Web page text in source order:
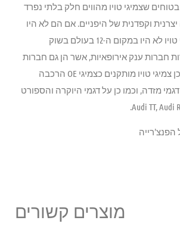
שצמיגי טויו מהווים חלק בלתי נפרד
וקפדנית של היפניים. אם הם לא היו
כה איכותיים, צמיגי טויו לא היו במקום ה-12 בעולם בשוק
חברות ענק אירופאיות, אשר הן גם חברות
ותיקות ביותר. כמו כן צמיגי טויו מותקנים כצמיגי OE הרכבה
מזדה, וכמו כן על דגמי היוקרה והספורט
הפנצ'רייה
מוצרים קשורים